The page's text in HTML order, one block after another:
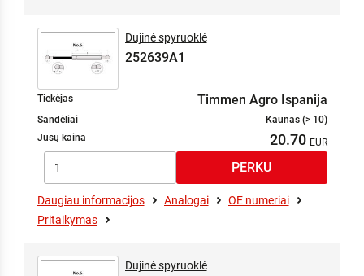
Dujinė spyruoklė
252639A1
Tiekėjas Timmen Agro Ispanija
Sandėliai
Kaunas (> 10)
Jūsų kaina
20.70
Daugiau informacijos Analogai
OE numeriai
Pritaikymas
Dujinė spyruoklė